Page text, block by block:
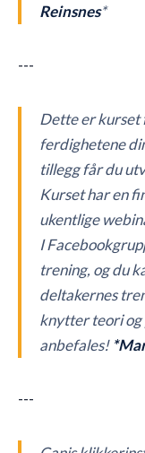
Reinsnes*
---
Dette er kurset
ferdighetene
tillegg får du
Kurset har en
ukentlige
I
trening, og du
deltakernes
knytter teori og
anbefales!
---